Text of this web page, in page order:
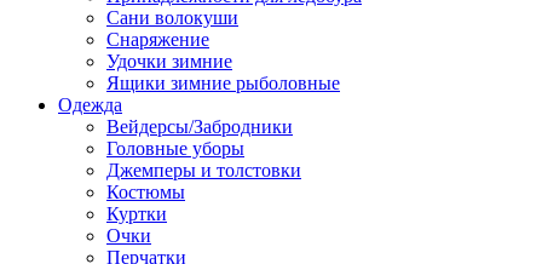
Сани волокуши
Снаряжение
Удочки зимние
Ящики зимние рыболовные
Одежда
Вейдерсы/Забродники
Головные уборы
Джемперы и толстовки
Костюмы
Куртки
Очки
Перчатки